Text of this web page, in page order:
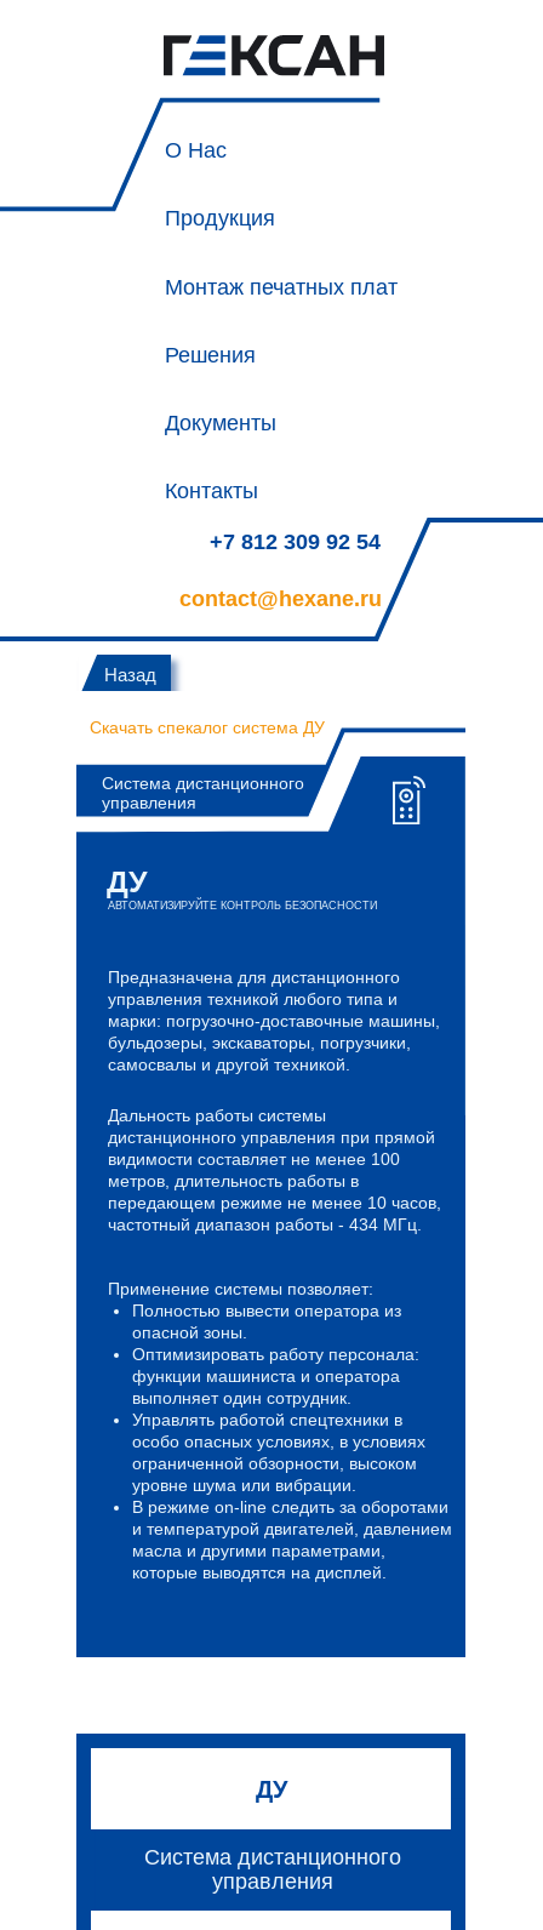
О Нас
Монтаж печатных плат
Продукция
Решения
Документы
Контакты
contact@hexane.ru
+7 812 309 92 54
Назад
ДУ
Применение системы позволяет:
Полностью вывести оператора из
опасной зоны.
Оптимизировать работу персонала:
функции машиниста и оператора
выполняет один сотрудник.
Управлять работой спецтехники в
особо опасных условиях, в условиях
ограниченной обзорности, высоком
уровне шума или вибрации.
В режиме on-line следить за оборотами
и температурой двигателей, давлением
масла и другими параметрами,
которые выводятся на дисплей.
Дальность работы системы
дистанционного управления при прямой
видимости составляет не менее 100
метров, длительность работы в
передающем режиме не менее 10 часов,
частотный диапазон работы - 434 МГц.
Предназначена для дистанционного
управления техникой любого типа и
марки: погрузочно-доставочные машины,
бульдозеры, экскаваторы, погрузчики,
самосвалы и другой техникой.
Система дистанционного
управления
АВТОМАТИЗИРУЙТЕ КОНТРОЛЬ БЕЗОПАСНОСТИ
Скачать спекалог система ДУ
ДУ
Система дистанционного
управления